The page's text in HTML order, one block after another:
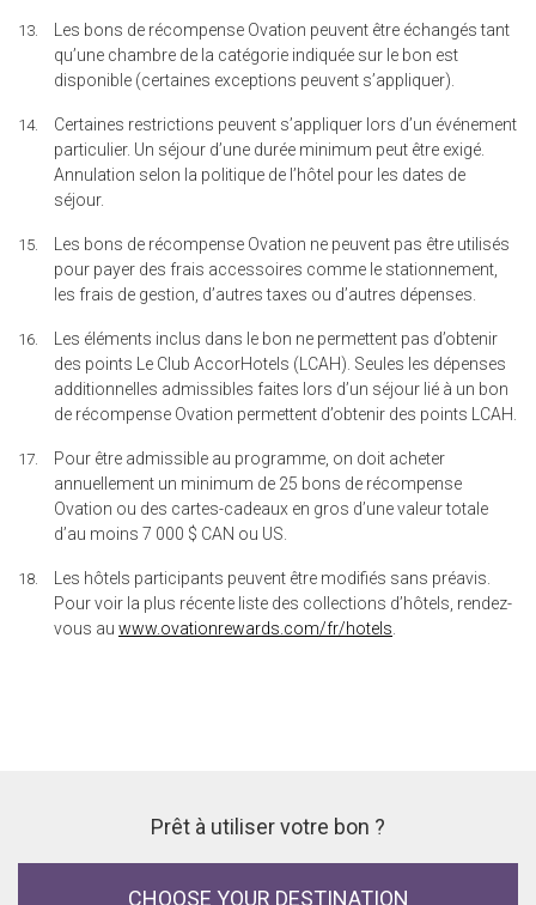
Les bons de récompense Ovation peuvent être échangés tant
qu’une chambre de la catégorie indiquée sur le bon est
disponible (certaines exceptions peuvent s’appliquer).
Certaines restrictions peuvent s’appliquer lors d’un événement
particulier. Un séjour d’une durée minimum peut être exigé.
Annulation selon la politique de l’hôtel pour les dates de
séjour.
Les bons de récompense Ovation ne peuvent pas être utilisés
pour payer des frais accessoires comme le stationnement,
les frais de gestion, d’autres taxes ou d’autres dépenses.
Les éléments inclus dans le bon ne permettent pas d’obtenir
des points Le Club AccorHotels (LCAH). Seules les dépenses
additionnelles admissibles faites lors d’un séjour lié à un bon
de récompense Ovation permettent d’obtenir des points LCAH.
Pour être admissible au programme, on doit acheter
annuellement un minimum de 25 bons de récompense
Ovation ou des cartes-cadeaux en gros d’une valeur totale
d’au moins 7 000 $ CAN ou US.
Les hôtels participants peuvent être modifiés sans préavis.
Pour voir la plus récente liste des collections d’hôtels, rendez-
vous au www.ovationrewards.com/fr/hotels
Prêt à utiliser votre bon ?
CHOOSE YOUR DESTINATION